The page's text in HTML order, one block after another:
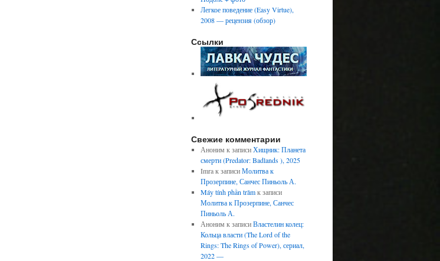
Легкое поведение (Easy Virtue),
2008 — рецензия (обзор)
Ссылки
Свежие комментарии
Аноним к записиХищник: Планета
смерти (Predator: Badlands ), 2025
Imraк записиМолитва к
Прозерпине, Санчес Пиньоль А.
Máy tính phần trămк записи
Молитва к Прозерпине, Санчес
Пиньоль А.
Аноним к записиВластелин колец:
Кольца власти (The Lord of the
Rings: The Rings of Power), сериал,
2022 —